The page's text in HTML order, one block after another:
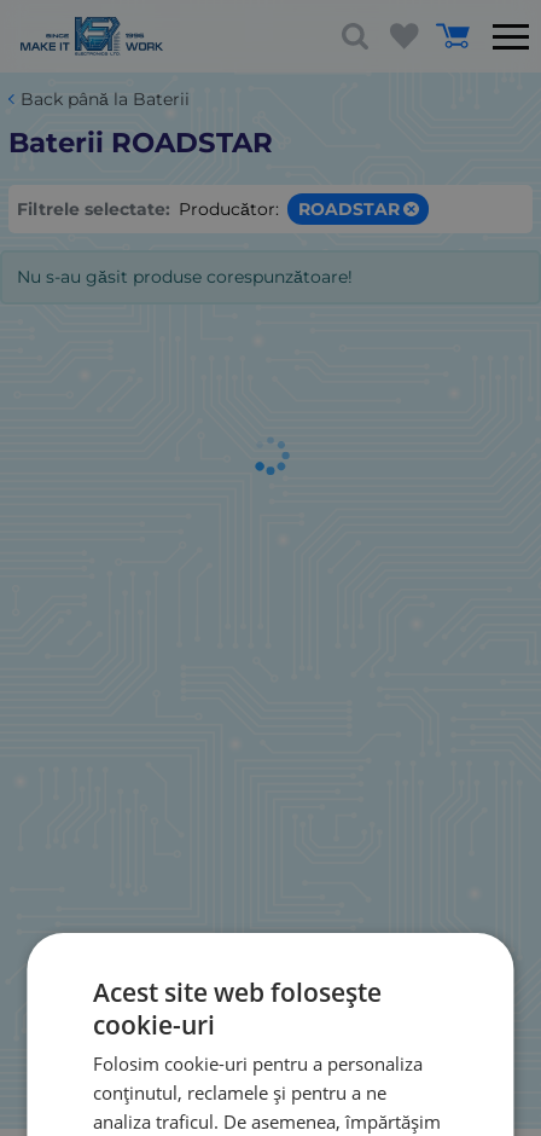
Back până la Baterii
Baterii ROADSTAR
Filtrele selectate: Producător: ROADSTAR
Nu s-au găsit produse corespunzătoare!
Acest site web folosește
cookie-uri
Folosim cookie-uri pentru a personaliza
conținutul, reclamele și pentru a ne
analiza traficul. De asemenea, împărtășim